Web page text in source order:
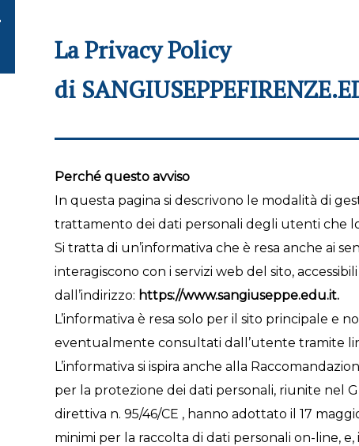
La Privacy Policy
di
Perché questo avviso
In questa pagina si descrivono le modalità di
trattamento dei dati personali degli utenti che
Si tratta di un’informativa che è resa anche ai
interagiscono con i servizi web del sito,
dall’indirizzo: https://www.sangiuseppe.edu.it.
L’informativa è resa solo per il sito principale e
eventualmente consultati dall’utente tramite
L’informativa si ispira anche alla
per la protezione dei dati personali, riunite nel
direttiva n. 95/46/CE , hanno adottato il 17
minimi per la raccolta di dati personali on-line,